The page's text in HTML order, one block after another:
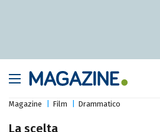
Magazine Film Drammatico
La scelta